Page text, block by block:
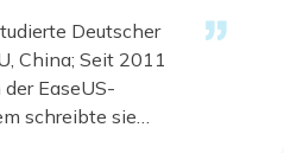
Deutscher
China; Seit 2011
EaseUS-